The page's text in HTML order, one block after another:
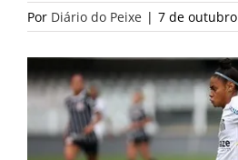
Por Diário do Peixe | 7 de